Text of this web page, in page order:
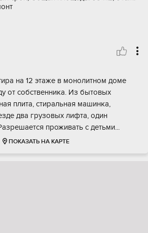
на 12 этаже в монолитном доме
от собственника. Из бытовых
плита, стиральная машинка,
два грузовых лифта, один
проживать с детьми...
ПОКАЗАТЬ НА КАРТЕ